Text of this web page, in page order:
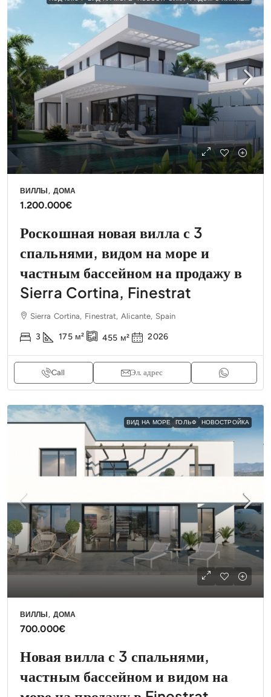
ВИЛЛЫ, ДОМА
1.200.000€
Роскошная новая вилла с 3
спальнями, видом на море и
частным бассейном на продажу в
Sierra Cortina, Finestrat
Sierra Cortina, Finestrat, Alicante, Spain
3 175 м² 455 м² 2026
Call Эл. адрес
ВИД НА МОРЕ ГОЛЬФ НОВОСТРОЙКА
ВИЛЛЫ, ДОМА
700.000€
Новая вилла с 3 спальнями,
частным бассейном и видом на